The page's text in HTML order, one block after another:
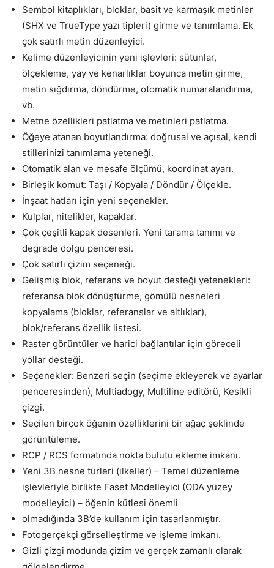
Sembol kitaplıkları, bloklar, basit ve karmaşık metinler
(SHX ve TrueType yazı tipleri) girme ve tanımlama. Ek
çok satırlı metin düzenleyici.
Kelime düzenleyicinin yeni işlevleri: sütunlar,
ölçekleme, yay ve kenarlıklar boyunca metin girme,
metin sığdırma, döndürme, otomatik numaralandırma,
vb.
Metne özellikleri patlatma ve metinleri patlatma.
Öğeye atanan boyutlandırma: doğrusal ve açısal, kendi
stillerinizi tanımlama yeteneği.
Otomatik alan ve mesafe ölçümü, koordinat ayarı.
Birleşik komut: Taşı / Kopyala / Döndür / Ölçekle.
İnşaat hatları için yeni seçenekler.
Kulplar, nitelikler, kapaklar.
Çok çeşitli kapak desenleri. Yeni tarama tanımı ve
degrade dolgu penceresi.
Çok satırlı çizim seçeneği.
Gelişmiş blok, referans ve boyut desteği yetenekleri:
referansa blok dönüştürme, gömülü nesneleri
kopyalama (bloklar, referanslar ve altlıklar),
blok/referans özellik listesi.
Raster görüntüler ve harici bağlantılar için göreceli
yollar desteği.
Seçenekler: Benzeri seçin (seçime ekleyerek ve ayarlar
penceresinden), Multiadogy, Multiline editörü, Kesikli
çizgi.
Seçilen birçok öğenin özelliklerini bir ağaç şeklinde
görüntüleme.
RCP / RCS formatında nokta bulutu ekleme imkanı.
Yeni 3B nesne türleri (ilkeller) – Temel düzenleme
işlevleriyle birlikte Faset Modelleyici (ODA yüzey
modelleyici) – öğenin kütlesi önemli
olmadığında 3B’de kullanım için tasarlanmıştır.
Fotogerçekçi görselleştirme ve işleme imkanı.
Gizli çizgi modunda çizim ve gerçek zamanlı olarak